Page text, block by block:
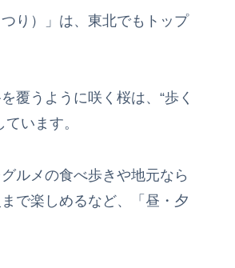
つり）」は、東北でもトップ
覆うように咲く桜は、“歩く
います。
ルメの食べ歩きや地元なら
で楽しめるなど、「昼・夕